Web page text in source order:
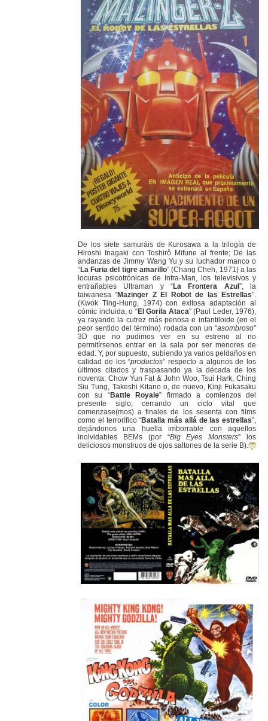
De los siete samuráis de Kurosawa a la trilogía de
Hiroshi Inagaki con Toshirô Mifune al frente; De las
andanzas de Jimmy Wang Yu y su luchador manco o
“La Furia del tigre amarillo” (Chang Cheh, 1971) a las
locuras psicotrónicas de Infra-Man, los televisivos y
entrañables Ultraman y “La Frontera Azul ”, la
taiwanesa “Mazinger Z El Robot de las Estrellas”.
(Kwok Ting-Hung, 1974) con exitosa adaptación al
cómic incluida, o “El Gorila Ataca” (Paul Leder, 1976),
ya rayando la cutrez más penosa e infantiloide (en el
peor sentido del término) rodada con un “asombroso”
3D que no pudimos ver en su estreno al no
permitírsenos entrar en la sala por ser menores de
edad. Y, por supuesto, subiendo ya varios peldaños en
calidad de los “productos” respecto a algunos de los
últimos citados y traspasando ya la década de los
noventa: Chow Yun Fat & John Woo, Tsui Hark, Ching
Siu Tung, Takeshi Kitano o, de nuevo, Kinji Fukasaku
con su “Battle Royale” firmado a comienzos del
presente siglo, cerrando un ciclo vital que
comenzase(mos) a finales de los sesenta con films
como el terrorífico “Batalla más allá de las estrellas”,
dejándonos una huella imborrable con aquellos
inolvidables BEMs (por “Big Eyes Monsters” los
deliciosos monstruos de ojos saltones de la serie B).